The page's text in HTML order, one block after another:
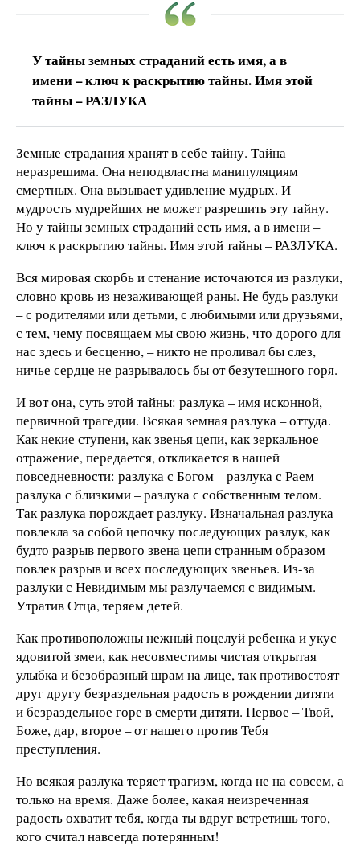
У тайны земных страданий есть имя, а в
имени – ключ к раскрытию тайны. Имя этой
тайны – РАЗЛУКА
Земные страдания хранят в себе тайну. Тайна
неразрешима. Она неподвластна манипуляциям
смертных. Она вызывает удивление мудрых. И
мудрость мудрейших не может разрешить эту тайну.
Но у тайны земных страданий есть имя, а в имени –
ключ к раскрытию тайны. Имя этой тайны – РАЗЛУКА.
Вся мировая скорбь и стенание источаются из разлуки,
словно кровь из незаживающей раны. Не будь разлуки
– с родителями или детьми, с любимыми или друзьями,
с тем, чему посвящаем мы свою жизнь, что дорого для
нас здесь и бесценно, – никто не проливал бы слез,
ничье сердце не разрывалось бы от безутешного горя.
И вот она, суть этой тайны: разлука – имя исконной,
первичной трагедии. Всякая земная разлука – оттуда.
Как некие ступени, как звенья цепи, как зеркальное
отражение, передается, откликается в нашей
повседневности: разлука с Богом – разлука с Раем –
разлука с близкими – разлука с собственным телом.
Так разлука порождает разлуку. Изначальная разлука
повлекла за собой цепочку последующих разлук, как
будто разрыв первого звена цепи странным образом
повлек разрыв и всех последующих звеньев. Из-за
разлуки с Невидимым мы разлучаемся с видимым.
Утратив Отца, теряем детей.
Как противоположны нежный поцелуй ребенка и укус
ядовитой змеи, как несовместимы чистая открытая
улыбка и безобразный шрам на лице, так противостоят
друг другу безраздельная радость в рождении дитяти
и безраздельное горе в смерти дитяти. Первое – Твой,
Боже, дар, второе – от нашего против Тебя
преступления.
Но всякая разлука теряет трагизм, когда не на совсем, а
только на время. Даже более, какая неизреченная
радость охватит тебя, когда ты вдруг встретишь того,
кого считал навсегда потерянным!